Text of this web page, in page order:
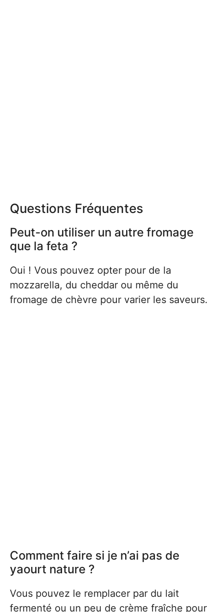
Questions Fréquentes
Peut-on utiliser un autre fromage
que la feta ?
Oui ! Vous pouvez opter pour de la
mozzarella, du cheddar ou même du
fromage de chèvre pour varier les saveurs.
Comment faire si je n’ai pas de
yaourt nature ?
Vous pouvez le remplacer par du lait
fermenté ou un peu de crème fraîche pour